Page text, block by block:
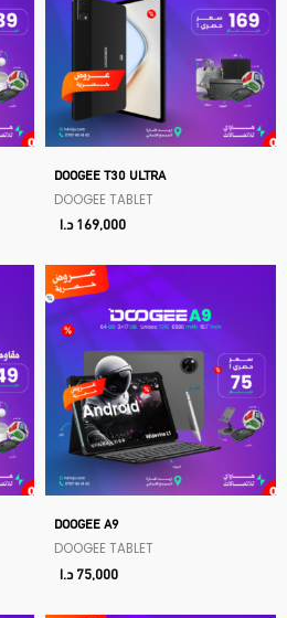
DOOGEE T30 ULTRA
DOOGEE TABLET
169,000د.ا
DOOGEE A9
DOOGEE TABLET
75,000د.ا